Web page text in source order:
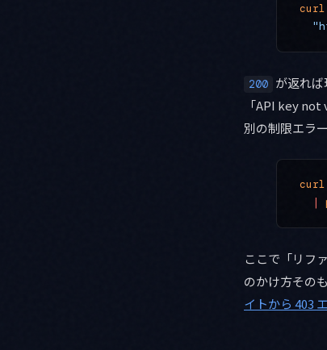
curl
200 が返れば
「API key
別の制限エラ
curl
  |
ここで「リフ
のかけ方その
イトから 403